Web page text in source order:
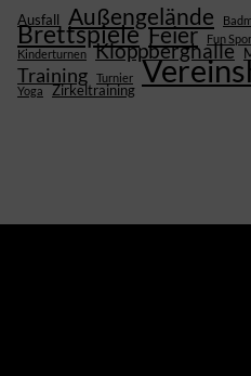
Ausfall Außengelände
Brettspiele Feier Fun
Kinderturnen
Kloppberghalle
Training Turnier
Yoga
Zirkeltraining